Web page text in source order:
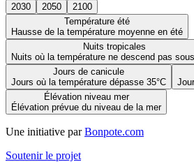
2030 2050
2100
Température été
Hausse de la température moyenne en été
Nuits tropicales
Nuits où la température ne descend pas
Jours de canicule
Jours où la température dépasse 35°C
Élévation niveau mer
Élévation prévue du niveau de la mer
Une initiative par Bonpote.com
Soutenir le projet